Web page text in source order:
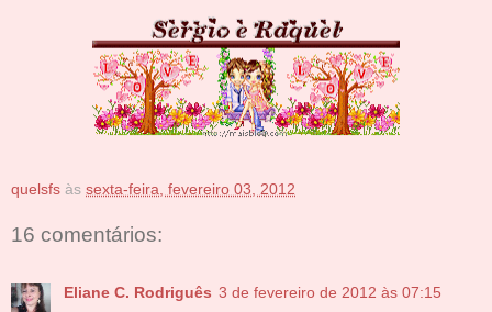
quelsfs às sexta-feira, fevereiro 03, 2012
16 comentários:
Eliane C. Rodriguês 3 de fevereiro de 2012 às 07:15